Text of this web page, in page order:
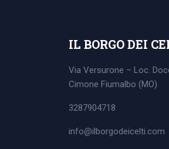
IL BORGO DEI
Via Versurone – Loc.
Cimone Fiumalbo (MO)
3287904718
info@ilborgodeicelti.com